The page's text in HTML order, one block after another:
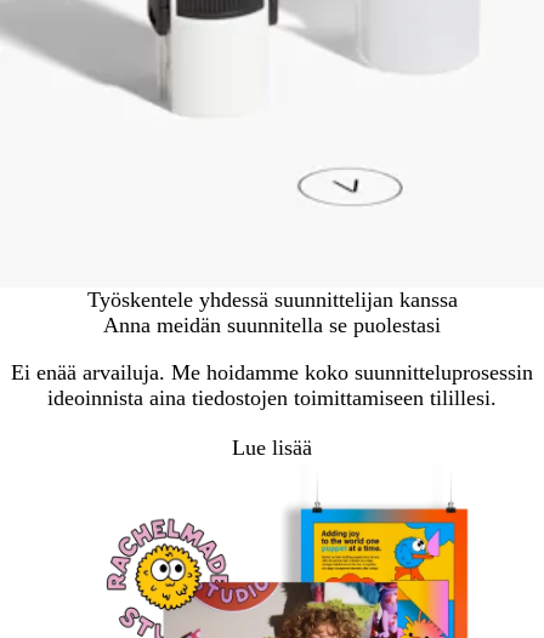
Työskentele yhdessä suunnittelijan kanssa
Anna meidän suunnitella se puolestasi
Ei enää arvailuja. Me hoidamme koko suunnitteluprosessin
ideoinnista aina tiedostojen toimittamiseen tilillesi.
Lue lisää